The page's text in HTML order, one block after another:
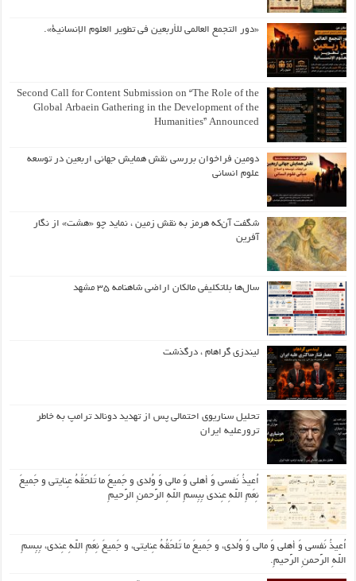
«دور التجمع العالمي للأربعين في تطوير العلوم الإنسانية».
Second Call for Content Submission on “The Role of the
Global Arbaein Gathering in the Development of the
Humanities” Announced
دومین فراخوان بررسی نقش همایش جهانی اربعین در توسعه
علوم انسانی
شگفت آن‌که هرمز به نقش زمین ، نماید چو «هشت» از نگار
آفرین
سال‌ها بلاتکلیفی مالکان اراضی شاهنامه ۳۵ مشهد
لیندزی گراهام ، درگذشت
تحلیل سناریوی احتمالی پس از تهدید دونالد ترامپ به خاطر
ترورعلیه ایران
اُعیذُ نَفسی وَ أهلی وَ مالی وَ وُلدی و جَمیعَ ما تَلحَقُهُ عِنایتی و جَمیعَ
نِعَمِ اللّهِ عِندی بِبِسمِ اللّهِ الرَّحمنِ الرَّحیمِ
اُعیذُ نَفسی وَ أهلی وَ مالی وَ وُلدی، و جَمیعَ ما تَلحَقُهُ عِنایتی، و جَمیعَ نِعَمِ اللّهِ عِندی، بِبِسمِ
اللّهِ الرَّحمنِ الرَّحیمِ.